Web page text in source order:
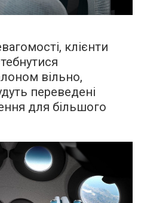
клієнти
вільно,
переведені
для більшого